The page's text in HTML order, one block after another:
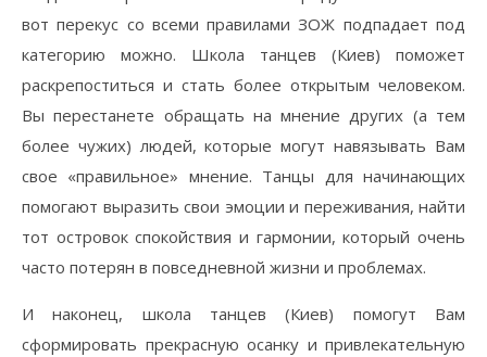
вот перекус со всеми правилами ЗОЖ подпадает под
категорию можно. Школа танцев (Киев) поможет
раскрепоститься и стать более открытым человеком.
Вы перестанете обращать на мнение других (а тем
более чужих) людей, которые могут навязывать Вам
свое «правильное» мнение. Танцы для начинающих
помогают выразить свои эмоции и переживания, найти
тот островок спокойствия и гармонии, который очень
часто потерян в повседневной жизни и проблемах.
И наконец, школа танцев (Киев) помогут Вам
сформировать прекрасную осанку и привлекательную